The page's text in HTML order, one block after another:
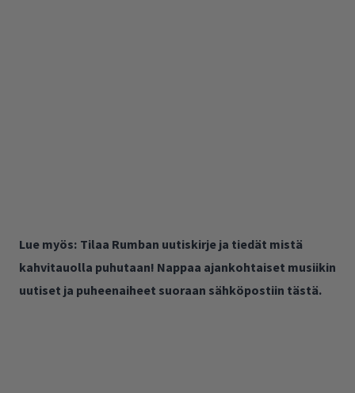
Lue myös: Tilaa Rumban uutiskirje ja tiedät mistä
kahvitauolla puhutaan! Nappaa ajankohtaiset musiikin
uutiset ja puheenaiheet suoraan sähköpostiin tästä.